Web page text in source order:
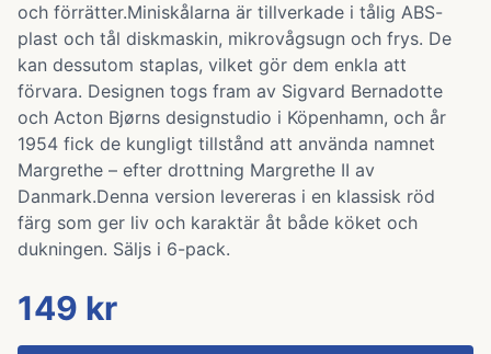
och förrätter.Miniskålarna är tillverkade i tålig ABS-
plast och tål diskmaskin, mikrovågsugn och frys. De
kan dessutom staplas, vilket gör dem enkla att
förvara. Designen togs fram av Sigvard Bernadotte
och Acton Bjørns designstudio i Köpenhamn, och år
1954 fick de kungligt tillstånd att använda namnet
Margrethe – efter drottning Margrethe II av
Danmark.Denna version levereras i en klassisk röd
färg som ger liv och karaktär åt både köket och
dukningen. Säljs i 6-pack.
149 kr